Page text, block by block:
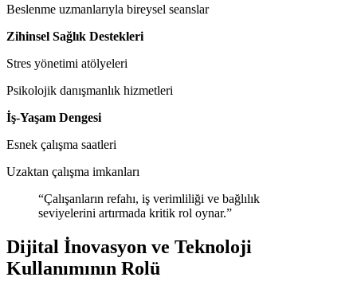
Beslenme uzmanlarıyla bireysel seanslar
Zihinsel Sağlık Destekleri
Stres yönetimi atölyeleri
Psikolojik danışmanlık hizmetleri
İş-Yaşam Dengesi
Esnek çalışma saatleri
Uzaktan çalışma imkanları
“Çalışanların refahı, iş verimliliği ve bağlılık
seviyelerini artırmada kritik rol oynar.”
Dijital İnovasyon ve Teknoloji
Kullanımının Rolü